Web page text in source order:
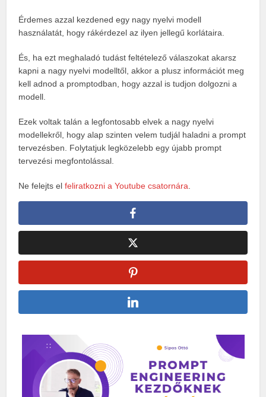
Érdemes azzal kezdened egy nagy nyelvi modell
használatát, hogy rákérdezel az ilyen jellegű korlátaira.
És, ha ezt meghaladó tudást feltételező válaszokat akarsz
kapni a nagy nyelvi modelltől, akkor a plusz információt meg
kell adnod a promptodban, hogy azzal is tudjon dolgozni a
modell.
Ezek voltak talán a legfontosabb elvek a nagy nyelvi
modellekről, hogy alap szinten velem tudjál haladni a prompt
tervezésben. Folytatjuk legközelebb egy újabb prompt
tervezési megfontolással.
Ne felejts elfeliratkozni a Youtube csatornára